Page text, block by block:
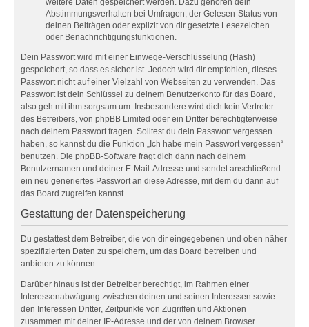
weitere Daten gespeichert werden. Dazu gehören dein
Abstimmungsverhalten bei Umfragen, der Gelesen-Status von
deinen Beiträgen oder explizit von dir gesetzte Lesezeichen
oder Benachrichtigungsfunktionen.
Dein Passwort wird mit einer Einwege-Verschlüsselung (Hash)
gespeichert, so dass es sicher ist. Jedoch wird dir empfohlen, dieses
Passwort nicht auf einer Vielzahl von Webseiten zu verwenden. Das
Passwort ist dein Schlüssel zu deinem Benutzerkonto für das Board,
also geh mit ihm sorgsam um. Insbesondere wird dich kein Vertreter
des Betreibers, von phpBB Limited oder ein Dritter berechtigterweise
nach deinem Passwort fragen. Solltest du dein Passwort vergessen
haben, so kannst du die Funktion „Ich habe mein Passwort vergessen“
benutzen. Die phpBB-Software fragt dich dann nach deinem
Benutzernamen und deiner E-Mail-Adresse und sendet anschließend
ein neu generiertes Passwort an diese Adresse, mit dem du dann auf
das Board zugreifen kannst.
Gestattung der Datenspeicherung
Du gestattest dem Betreiber, die von dir eingegebenen und oben näher
spezifizierten Daten zu speichern, um das Board betreiben und
anbieten zu können.
Darüber hinaus ist der Betreiber berechtigt, im Rahmen einer
Interessenabwägung zwischen deinen und seinen Interessen sowie
den Interessen Dritter, Zeitpunkte von Zugriffen und Aktionen
zusammen mit deiner IP-Adresse und der von deinem Browser